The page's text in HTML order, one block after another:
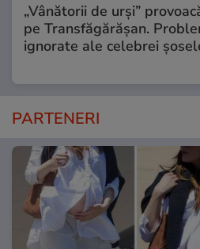
„Vânătorii de urși”
pe Transfăgărășan.
ignorate ale celebrei
PARTENERI